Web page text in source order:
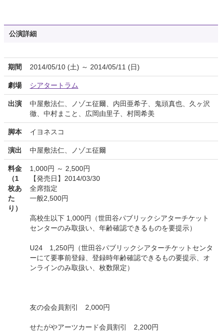
公演詳細
期間 2014/05/10 (土) ～ 2014/05/11 (日)
劇場 シアタートラム
出演
中屋敷法仁、ノゾエ征爾、内田亜希子、鬼頭真也、久ヶ沢
徹、中村まこと、広岡由里子、村岡希美
脚本 イヨネスコ
演出 中屋敷法仁、ノゾエ征爾
料金
（1
枚あ
た
り）
1,000円 ～ 2,500円
【発売日】2014/03/30
全席指定
一般2,500円
高校生以下 1,000円（世田谷パブリックシアターチケット
センターのみ取扱い、年齢確認できるものを要提示）
U24 1,250円（世田谷パブリックシアターチケットセンタ
ーにて要事前登録、登録時年齢確認できるもの要提示、オ
ンラインのみ取扱い、枚数限定）
友の会会員割引 2,000円
せたがやアーツカード会員割引 2,200円